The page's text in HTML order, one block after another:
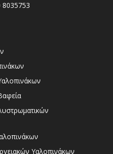
8035753
Υαλοπινάκων